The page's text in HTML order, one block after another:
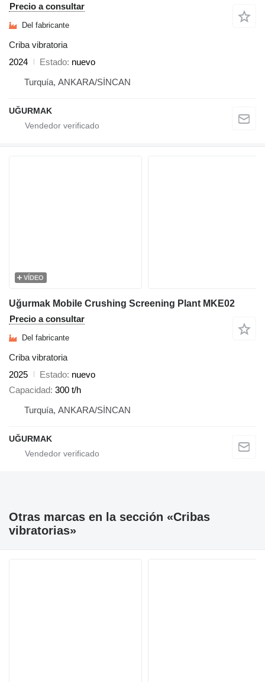
Precio a consultar
Del fabricante
Criba vibratoria
2024
Estado nuevo
Turquía, ANKARA/SİNCAN
UĞURMAK
VÍDEO
Uğurmak Mobile Crushing Screening Plant MKE02
Precio a consultar
Del fabricante
Criba vibratoria
2025
Estado nuevo
Capacidad 300 t/h
Turquía, ANKARA/SİNCAN
UĞURMAK
Otras marcas en la sección «Cribas
vibratorias»